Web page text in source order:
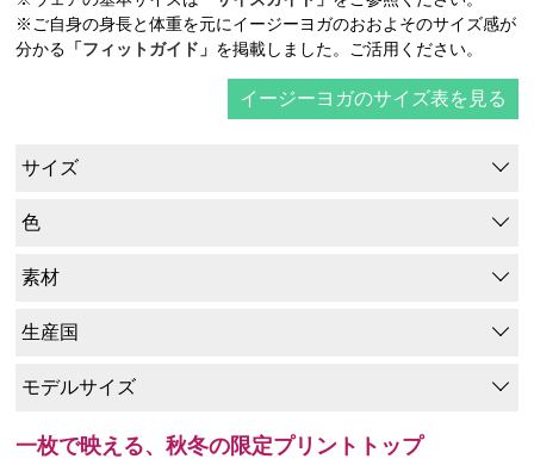
※ご自身の身長と体重を元にイージーヨガのおおよそのサイズ感が
分かる 「フィットガイド」 を掲載しました。ご活用ください。
イージーヨガのサイズ表を見る
サイズ
色
素材
生産国
モデルサイズ
一枚で映える、秋冬の限定プリントトップ